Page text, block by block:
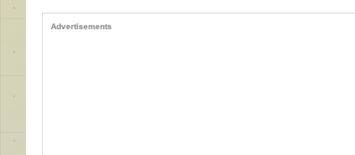
Advertisements